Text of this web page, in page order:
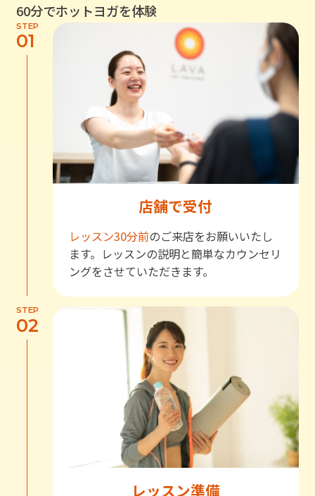
60分でホットヨガを体験
STEP
01
店舗で受付
レッスン30分前のご来店をお願いいたし
ます。レッスンの説明と簡単なカウンセリ
ングをさせていただきます。
STEP
02
レッスン準備